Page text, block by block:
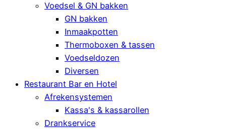
Voedsel & GN bakken
GN bakken
Inmaakpotten
Thermoboxen & tassen
Voedseldozen
Diversen
Restaurant Bar en Hotel
Afrekensystemen
Kassa's & kassarollen
Drankservice